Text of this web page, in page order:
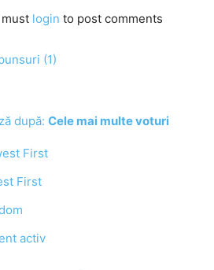
login to post comments
(1)
după: Cele mai multe voturi
First
First
activ